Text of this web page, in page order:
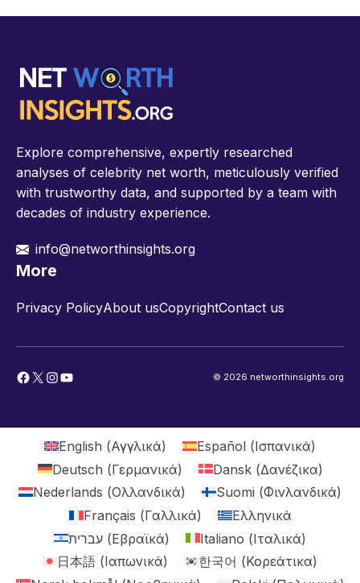
Explore comprehensive, expertly researched
analyses of celebrity net worth, meticulously verified
with trustworthy data, and supported by a team with
decades of industry experience.
info@networthinsights.org
More
Privacy PolicyAbout usCopyrightContact us
Facebook
X Instagram
YouTube © 2026 networthinsights.org
English (Αγγλικά) Español (Ισπανικά)
Deutsch (Γερμανικά) Dansk(Δανέζικα)
Nederlands (Ολλανδικά) Suomi (Φινλανδικά)
Français (Γαλλικά)
Ελληνικά
עברית (Εβραϊκά) Italiano (Ιταλικά)
日本語 (Ιαπωνικά) 한국어 (Κορεάτικα)